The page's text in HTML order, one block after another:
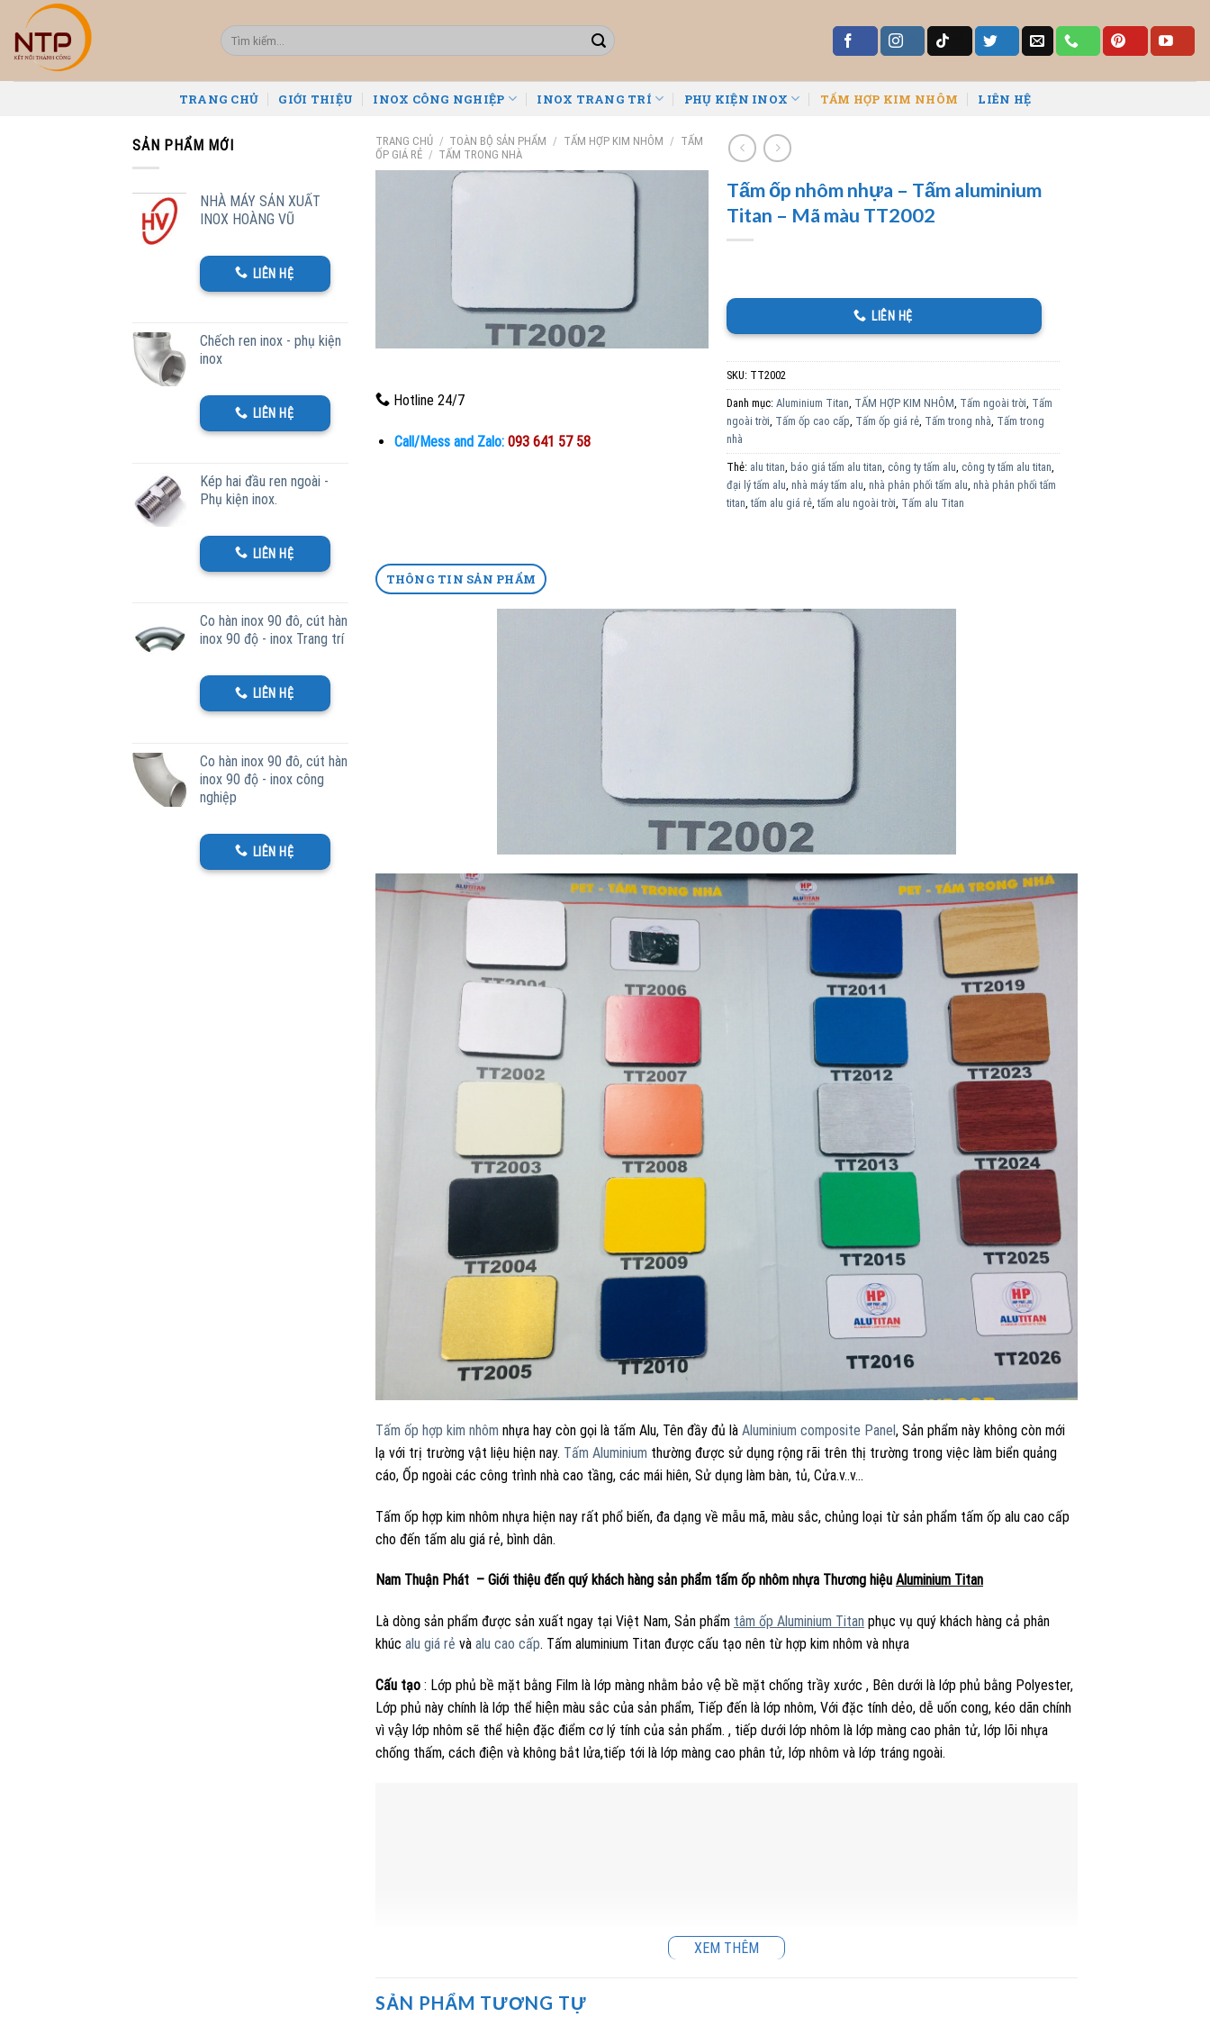
content
Tìm
kiếm:
TRANG CHỦ GIỚI THIỆU INOX CÔNG NGHIỆP INOX TRANG TRÍ PHỤ KIỆN INOX TẤM HỢP KIM NHÔM LIÊN HỆ
SẢN PHẨM MỚI
NHÀ MÁY SẢN XUẤT
INOX HOÀNG VŨ
LIÊN HỆ
Chếch ren inox - phụ kiện
inox
LIÊN HỆ
Kép hai đầu ren ngoài -
Phụ kiện inox.
LIÊN HỆ
Co hàn inox 90 đô, cút hàn
inox 90 độ - inox Trang trí
LIÊN HỆ
Co hàn inox 90 đô, cút hàn
inox 90 độ - inox công
nghiệp
LIÊN HỆ
TRANG CHỦ / TOÀN BỘ SẢN PHẨM / TẤM HỢP KIM NHÔM / TẤM
ỐP GIÁ RẺ / TẤM TRONG NHÀ
Hotline 24/7
Call/Mess and Zalo: 093 641 57 58
Tấm ốp nhôm nhựa – Tấm aluminium
Titan – Mã màu TT2002
LIÊN HỆ
SKU: TT2002
Danh mục: Aluminium Titan TẤM HỢP KIM NHÔM Tấm ngoài trời Tấm
ngoài trời Tấm ốp cao cấp Tấm ốp giá rẻ, Tấm trong nhà Tấm trong
nhà
Thẻ: alu titan báo giá tấm alu titan công ty tấm alu công ty tấm alu titan
đại lý tấm alu nhà máy tấm alu nhà phân phối tấm alu nhà phân phối tấm
titan ,tấm alu giá rẻ,tấm alu ngoài trời Tấm alu Titan
THÔNG TIN SẢN PHẨM
Tấm ốp hợp kim nhôm nhựa hay còn gọi là tấm Alu, Tên đầy đủ là Aluminium composite Panel, Sản phẩm này không còn mới
lạ với trị trường vật liệu hiện nay. Tấm Aluminium thường được sử dụng rộng rãi trên thị trường trong việc làm biển quảng
cáo, Ốp ngoài các công trình nhà cao tầng, các mái hiên, Sử dụng làm bàn, tủ, Cửa.v..v…
Tấm ốp hợp kim nhôm nhựa hiện nay rất phổ biến, đa dạng về mẫu mã, màu sắc, chủng loại từ sản phẩm tấm ốp alu cao cấp
cho đến tấm alu giá rẻ, bình dân.
Nam Thuận Phát – Giới thiệu đến quý khách hàng sản phẩm tấm ốp nhôm nhựa Thương hiệu Aluminium Titan
Là dòng sản phẩm được sản xuất ngay tại Việt Nam, Sản phẩm tâm ốp Aluminium Titan phục vụ quý khách hàng cả phân
khúc alu giá rẻ và alu cao cấp. Tấm aluminium Titan được cấu tạo nên từ hợp kim nhôm và nhựa
Cấu tạo : Lớp phủ bề mặt bằng Film là lớp màng nhằm bảo vệ bề mặt chống trầy xước , Bên dưới là lớp phủ bằng Polyester,
Lớp phủ này chính là lớp thể hiện màu sắc của sản phẩm, Tiếp đến là lớp nhôm, Với đặc tính dẻo, dễ uốn cong, kéo dãn chính
vì vậy lớp nhôm sẽ thể hiện đặc điểm cơ lý tính của sản phẩm. , tiếp dưới lớp nhôm là lớp màng cao phân tử, lớp lõi nhựa
chống thấm, cách điện và không bắt lửa,tiếp tới là lớp màng cao phân tử, lớp nhôm và lớp tráng ngoài.
XEM THÊM
SẢN PHẨM TƯƠNG TỰ